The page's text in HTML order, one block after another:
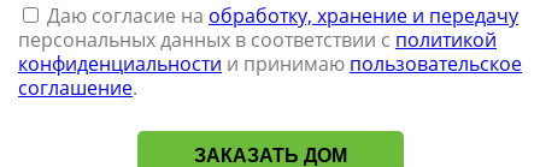
Даю согласие на обработку, хранение и передачу
персональных данных в соответствии с политикой
конфиденциальности и принимаю пользовательское
соглашение.
ЗАКАЗАТЬ ДОМ